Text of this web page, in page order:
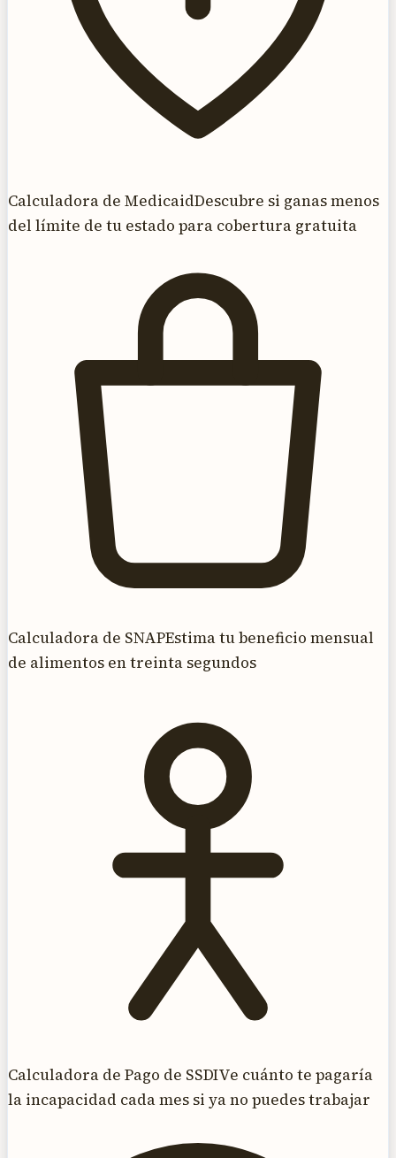
Calculadora de MedicaidDescubre si ganas menos
del límite de tu estado para cobertura gratuita
Calculadora de SNAPEstima tu beneficio mensual
de alimentos en treinta segundos
Calculadora de Pago de SSDIVe cuánto te pagaría
la incapacidad cada mes si ya no puedes trabajar